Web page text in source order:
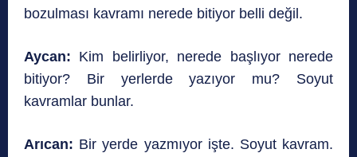
bozulması kavramı nerede bitiyor belli değil.
Aycan: Kim belirliyor, nerede başlıyor nerede
bitiyor? Bir yerlerde yazıyor mu? Soyut
kavramlar bunlar.
Arıcan: Bir yerde yazmıyor işte. Soyut kavram.